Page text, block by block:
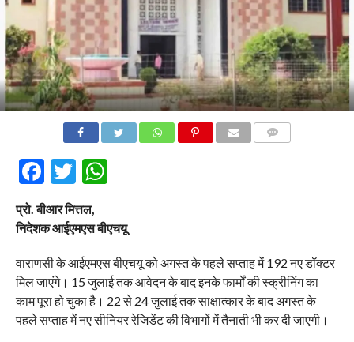
Facebook
Twitter
WhatsApp
प्रो. बीआर मित्तल,
निदेशक आईएमएस बीएचयू
वाराणसी के आईएमएस बीएचयू को अगस्त के पहले सप्ताह में 192 नए डॉक्टर
मिल जाएंगे। 15 जुलाई तक आवेदन के बाद इनके फार्मों की स्क्रीनिंग का
काम पूरा हो चुका है। 22 से 24 जुलाई तक साक्षात्कार के बाद अगस्त के
पहले सप्ताह में नए सीनियर रेजिडेंट की विभागों में तैनाती भी कर दी जाएगी।